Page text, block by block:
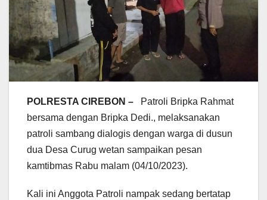
POLRESTA CIREBON –
Patroli Bripka Rahmat
bersama dengan Bripka Dedi., melaksanakan
patroli sambang dialogis dengan warga di dusun
dua Desa Curug wetan sampaikan pesan
kamtibmas Rabu malam (04/10/2023).
Kali ini Anggota Patroli nampak sedang bertatap